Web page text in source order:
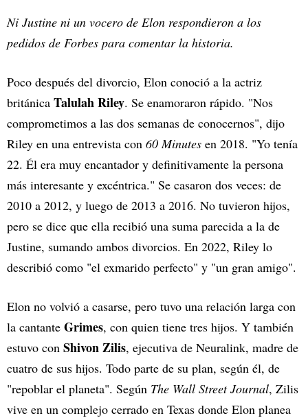
Ni Justine ni un vocero de Elon respondieron a los
pedidos de Forbes para comentar la historia.
Poco después del divorcio, Elon conoció a la actriz
británica Talulah Riley. Se enamoraron rápido. "Nos
comprometimos a las dos semanas de conocernos", dijo
Riley en una entrevista con 60 Minutes en 2018. "Yo tenía
22. Él era muy encantador y definitivamente la persona
más interesante y excéntrica." Se casaron dos veces: de
2010 a 2012, y luego de 2013 a 2016. No tuvieron hijos,
pero se dice que ella recibió una suma parecida a la de
Justine, sumando ambos divorcios. En 2022, Riley lo
describió como "el exmarido perfecto" y "un gran amigo".
Elon no volvió a casarse, pero tuvo una relación larga con
la cantante Grimes, con quien tiene tres hijos. Y también
estuvo con Shivon Zilis, ejecutiva de Neuralink, madre de
cuatro de sus hijos. Todo parte de su plan, según él, de
"repoblar el planeta". Según The Wall Street Journal, Zilis
vive en un complejo cerrado en Texas donde Elon planea